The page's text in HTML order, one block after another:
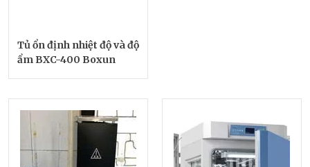
Tủ ổn định nhiệt độ và độ
ẩm BXC-400 Boxun